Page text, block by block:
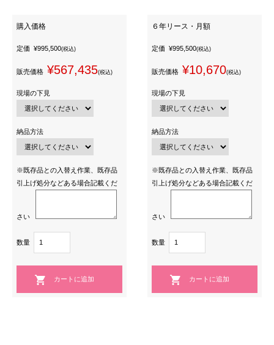
購入価格
定価 ¥995,500(税込)
販売価格 ¥567,435(税込)
現場の下見
納品方法
※既存品との入替え作業、既存品
引上げ処分などある場合記載くだ
さい
数量
６年リース・月額
定価 ¥995,500(税込)
販売価格 ¥10,670(税込)
現場の下見
納品方法
※既存品との入替え作業、既存品
引上げ処分などある場合記載くだ
さい
数量